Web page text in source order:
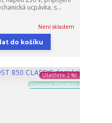
ucpávka, s...
Není skladem
do košíku
Ušetřete 2 %!
Doprava ZDARMA